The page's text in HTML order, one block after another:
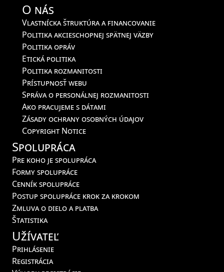
O nás
Vlastnícka štruktúra a financovanie
Politika akcieschopnej spätnej väzby
Politika opráv
Etická politika
Politika rozmanitosti
Prístupnosť webu
Správa o personálnej rozmanitosti
Ako pracujeme s dátami
Zásady ochrany osobných údajov
Copyright Notice
Spolupráca
Pre koho je spolupráca
Formy spolupráce
Cenník spolupráce
Postup spolupráce krok za krokom
Zmluva o dielo a platba
Štatistika
Užívateľ
Prihlásenie
Registrácia